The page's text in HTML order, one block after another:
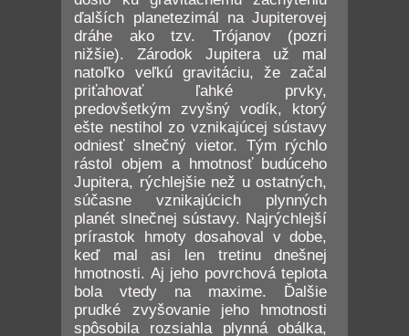
ďalších planetezimál na Jupiterovej
dráhe ako tzv. Trójanov (pozri
nižšie). Zárodok Jupitera už mal
natoľko veľkú gravitáciu, že začal
priťahovať ľahké prvky,
predovšetkým zvyšný vodík, ktorý
ešte nestihol zo vznikajúcej sústavy
odniesť slnečný vietor. Tým rýchlo
rástol objem a hmotnosť budúceho
Jupitera, rýchlejšie než u ostatných,
súčasne vznikajúcich plynných
planét slnečnej sústavy. Najrýchlejší
prírastok hmoty dosahoval v dobe,
keď mal asi len tretinu dnešnej
hmotnosti. Aj jeho povrchová teplota
bola vtedy na maxime. Ďalšie
prudké zvyšovanie jeho hmotnosti
spôsobila rozsiahla plynná obálka,